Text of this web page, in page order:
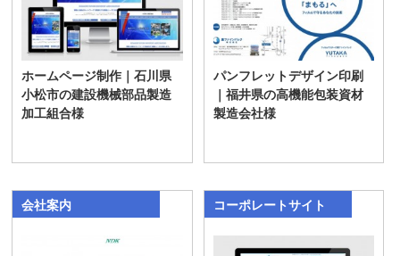
ホームページ制作｜石川県
小松市の建設機械部品製造
加工組合様
パンフレットデザイン印刷
｜福井県の高機能包装資材
製造会社様
会社案内 コーポレートサイト